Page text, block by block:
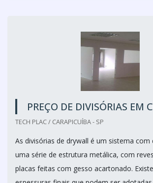
PREÇO DE DIVISÓRIAS EM
TECH PLAC / CARAPICUÍBA - SP
As divisórias de drywall é um sistema com
uma série de estrutura metálica, com
placas feitas com gesso acartonado.